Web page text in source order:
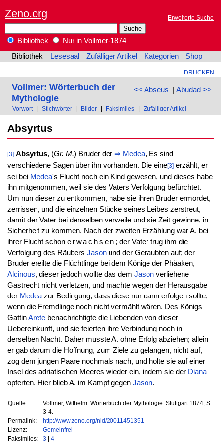
Zeno.org Erweiterte Suche
Bibliothek
Nur in Vollmer-1874
Bibliothek
Lesesaal Zufälliger Artikel Kategorien Shop
DRUCKEN
<< Abseus | Abudad >>
Vollmer: Wörterbuch der
Mythologie
Vorwort Stichwörter Bilder Faksimiles Zufälliger Artikel
Absyrtus
[3] Absyrtus, (Gr. M.) Bruder der ⇒ Medea, Es sind
verschiedene Sagen über ihn vorhanden. Die eine[3]erzählt, er
sei bei Medea's Flucht noch ein Kind gewesen, und dieses habe
ihn mitgenommen, weil sie des Vaters Verfolgung befürchtet.
Um nun dieser zu entkommen, habe sie ihren Bruder ermordet,
zerrissen, und die einzelnen Stücke seines Leibes zerstreut,
damit der Vater bei denselben verweile und sie Zeit gewinne, in
Sicherheit zu kommen. Nach der zweiten Erzählung war A. bei
ihrer Flucht schon erwachsen ; der Vater trug ihm die
Verfolgung des Räubers Jasonund der Geraubten auf; der
Bruder ereilte die Flüchtlinge bei dem Könige der Phäaken,
Alcinous, dieser jedoch wollte das dem Jasonverliehene
Gastrecht nicht verletzen, und machte wegen der Herausgabe
der Medeazur Bedingung, dass diese nur dann erfolgen sollte,
wenn die Fremdlinge noch nicht vermählt wären. Des Königs
GattinAretebenachrichtigte die Liebenden von dieser
Uebereinkunft, und sie feierten ihre Verbindung noch in
derselben Nacht. Daher musste A. ohne Erfolg abziehen; allein
er gab darum die Hoffnung, zum Ziele zu gelangen, nicht auf,
zog dem jungen Paare nochmals nach, und holte sie auf einer
Insel des adriatischen Meeres wieder ein, indem sie der Diana
opferten. Hier blieb A. im Kampf gegen Jason.
Quelle:
Vollmer, Wilhelm: Wörterbuch der Mythologie. Stuttgart 1874, S.
3-4.
Permalink:
http://www.zeno.org/nid/20011451351
Lizenz:
Gemeinfrei
Faksimiles:
3 | 4